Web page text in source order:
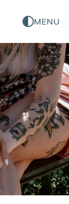
MENU